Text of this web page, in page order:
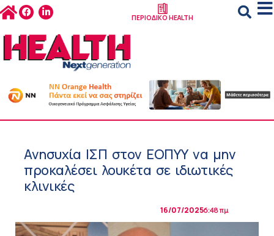
ΠΕΡΙΟΔΙΚΟ HEALTH
Ανησυχία ΙΣΠ στον ΕΟΠΥΥ να μην
προκαλέσει λουκέτα σε ιδιωτικές
κλινικές
16/07/20256:48 πμ